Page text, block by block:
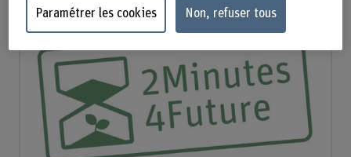
Paramétrer les cookies Non, refuser tous